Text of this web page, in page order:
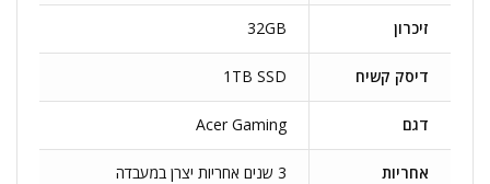
זיכרון 32GB
דיסק קשיח 1TB SSD
דגם Acer Gaming
אחריות 3 שנים אחריות יצרן במעבדה